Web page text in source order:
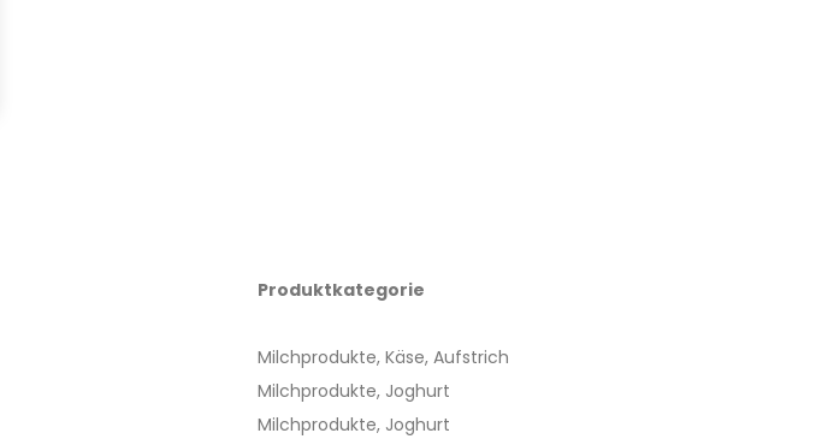
Produktkategorie
Milchprodukte, Käse, Aufstrich
Milchprodukte, Joghurt
Milchprodukte, Joghurt